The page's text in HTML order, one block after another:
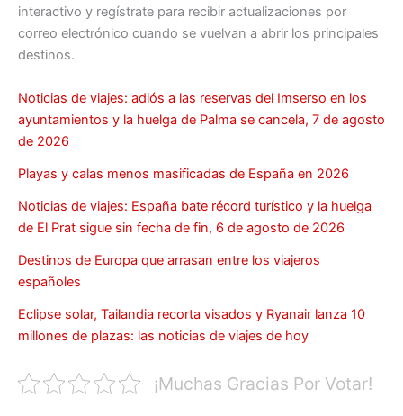
interactivo y regístrate para recibir actualizaciones por
correo electrónico cuando se vuelvan a abrir los principales
destinos.
Noticias de viajes: adiós a las reservas del Imserso en los
ayuntamientos y la huelga de Palma se cancela, 7 de agosto
de 2026
Playas y calas menos masificadas de España en 2026
Noticias de viajes: España bate récord turístico y la huelga
de El Prat sigue sin fecha de fin, 6 de agosto de 2026
Destinos de Europa que arrasan entre los viajeros
españoles
Eclipse solar, Tailandia recorta visados y Ryanair lanza 10
millones de plazas: las noticias de viajes de hoy
¡Muchas Gracias Por Votar!